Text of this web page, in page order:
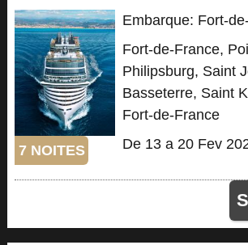
7 NOITES
Embarque: Fort-
Fort-de-France,
Philipsburg, Saint
Basseterre, Saint
Fort-de-France
De 13 a 20 Fev